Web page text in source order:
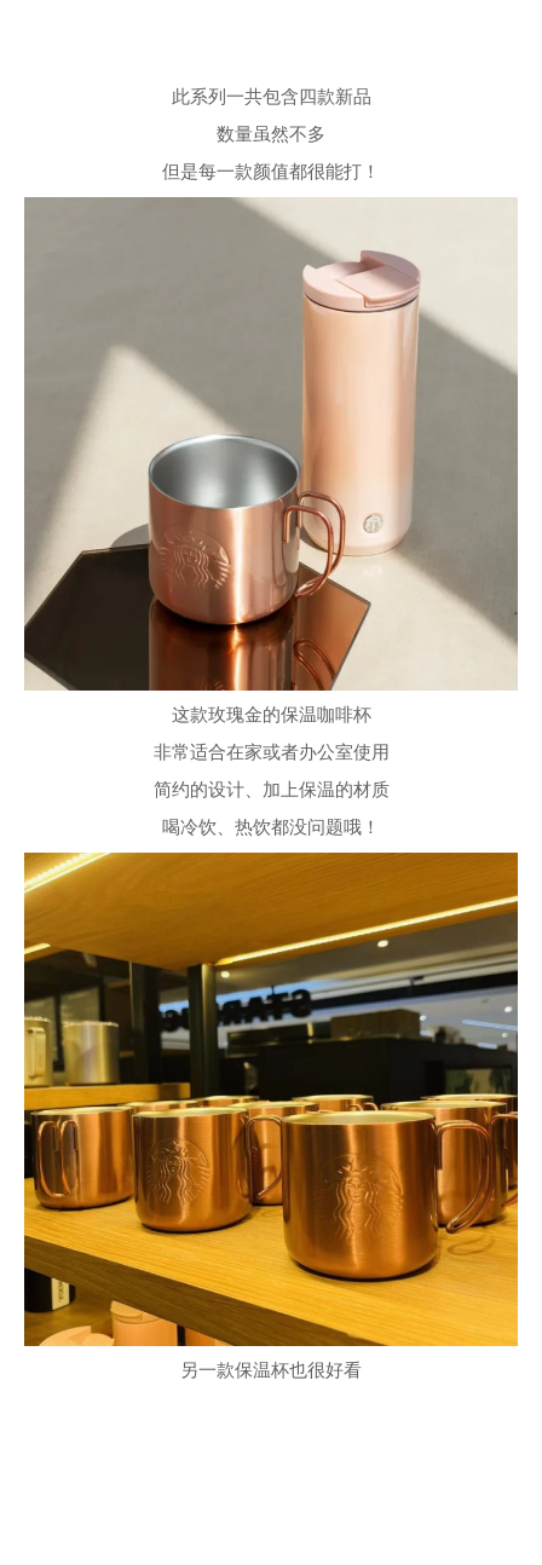
此系列一共包含四款新品
数量虽然不多
但是每一款颜值都很能打！
这款玫瑰金的保温咖啡杯
非常适合在家或者办公室使用
简约的设计、加上保温的材质
喝冷饮、热饮都没问题哦！
另一款保温杯也很好看